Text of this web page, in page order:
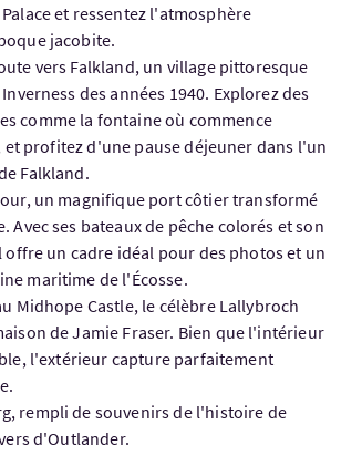
et ressentez l'atmosphère
jacobite.
vers Falkland, un village pittoresque
des années 1940. Explorez des
comme la fontaine où commence
profitez d'une pause déjeuner dans l'un
Falkland.
un magnifique port côtier transformé
Avec ses bateaux de pêche colorés et son
un cadre idéal pour des photos et un
maritime de l'Écosse.
Midhope Castle, le célèbre Lallybroch
de Jamie Fraser. Bien que l'intérieur
l'extérieur capture parfaitement
rempli de souvenirs de l'histoire de
d'Outlander.